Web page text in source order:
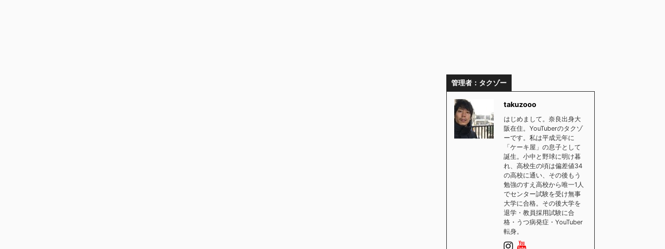
管理者：タクゾー
takuzooo
はじめまして。奈良出身大
阪在住。YouTuberのタクゾ
ーです。私は平成元年に
「ケーキ屋」の息子として
誕生。小中と野球に明け暮
れ、高校生の頃は偏差値34
の高校に通い、その後もう
勉強のすえ高校から唯一1人
でセンター試験を受け無事
大学に合格。その後大学を
退学・教員採用試験に合
格・うつ病発症・YouTuber
転身。